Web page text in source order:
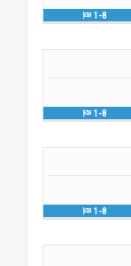
1-8
1-8
1-8